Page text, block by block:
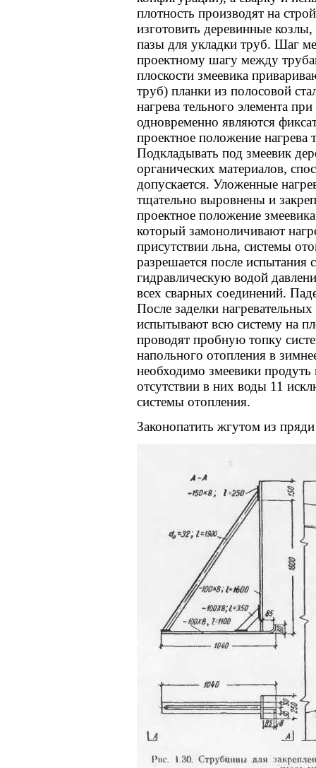
плотность производят на
изготовить деревинные
пазы для укладки труб. Шаг
проектному шагу между
плоскости змеевика
труб) планки из полосовой
нагрева тельного элемента
одновременно являются
проектное положение нагрева
Подкладывать под змеевик
органических материалов,
допускается. Уложенные
тщательно выровнены и
проектное положение
который замоноличивают
присутствии льна, системы
разрешается после испытания
гидравлическую водой
всех сварных соединений.
После заделки
испытывают всю систему на
проводят пробную топку
напольного отопления в
необходимо змеевики
отсутствии в них воды 11
системы отопления.
Законопатить жгутом из пряди